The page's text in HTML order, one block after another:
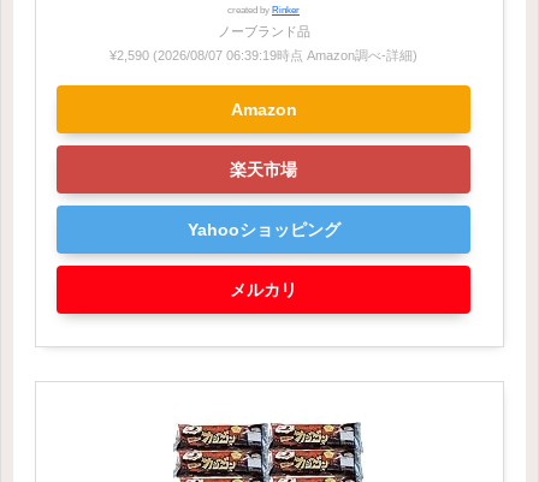
created by Rinker
ノーブランド品
¥2,590 (2026/08/07 06:39:19時点 Amazon調べ-詳細)
Amazon
楽天市場
Yahooショッピング
メルカリ